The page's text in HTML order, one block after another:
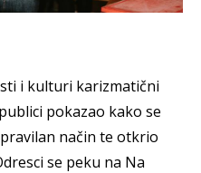
i kulturi karizmatični
pokazao kako se
način te otkrio
se peku na Na